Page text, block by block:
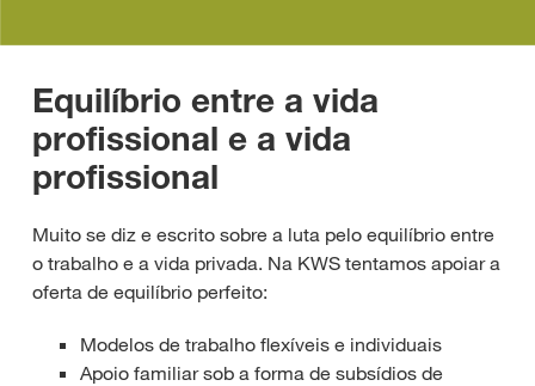
Equilíbrio entre a vida
profissional e a vida
profissional
Muito se diz e escrito sobre a luta pelo equilíbrio entre
o trabalho e a vida privada. Na KWS tentamos apoiar a
oferta de equilíbrio perfeito:
Modelos de trabalho flexíveis e individuais
Apoio familiar sob a forma de subsídios de